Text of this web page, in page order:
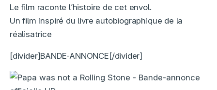
Le film raconte l’histoire de cet envol.
Un film inspiré du livre autobiographique de la
réalisatrice
[divider]BANDE-ANNONCE[/divider]